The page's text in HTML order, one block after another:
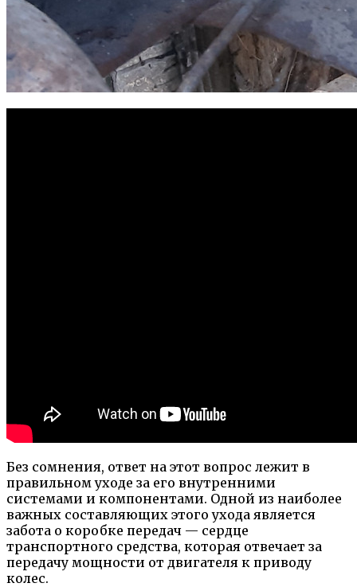
Без сомнения, ответ на этот вопрос лежит в
правильном уходе за его внутренними
системами и компонентами. Одной из наиболее
важных составляющих этого ухода является
забота о коробке передач — сердце
транспортного средства, которая отвечает за
передачу мощности от двигателя к приводу
колес.